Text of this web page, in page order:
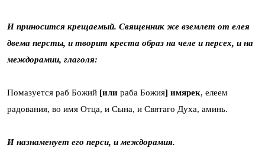
И приносится крещаемый. Священник же вземлет от елея
двема персты, и творит креста образ на челе и персех, и на
междорамии, глаголя:
Помазуется раб Божий [или раба Божия] имярек, елеем
радования, во имя Отца, и Сына, и Святаго Духа, аминь.
И назнаменует его перси, и междорамия.